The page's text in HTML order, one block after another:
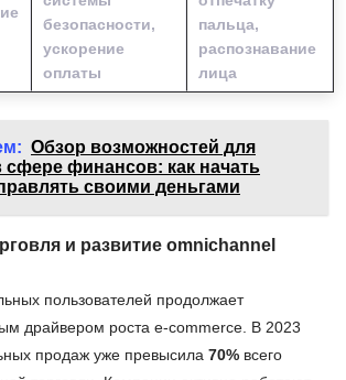
безопасности,
ускорение
оплаты
пальца,
распознавание
лица
Обзор возможностей для
финансов: как начать
своими деньгами
и развитие omnichannel
пользователей продолжает
драйвером роста e-commerce. В 2023
продаж уже превысила 70% всего